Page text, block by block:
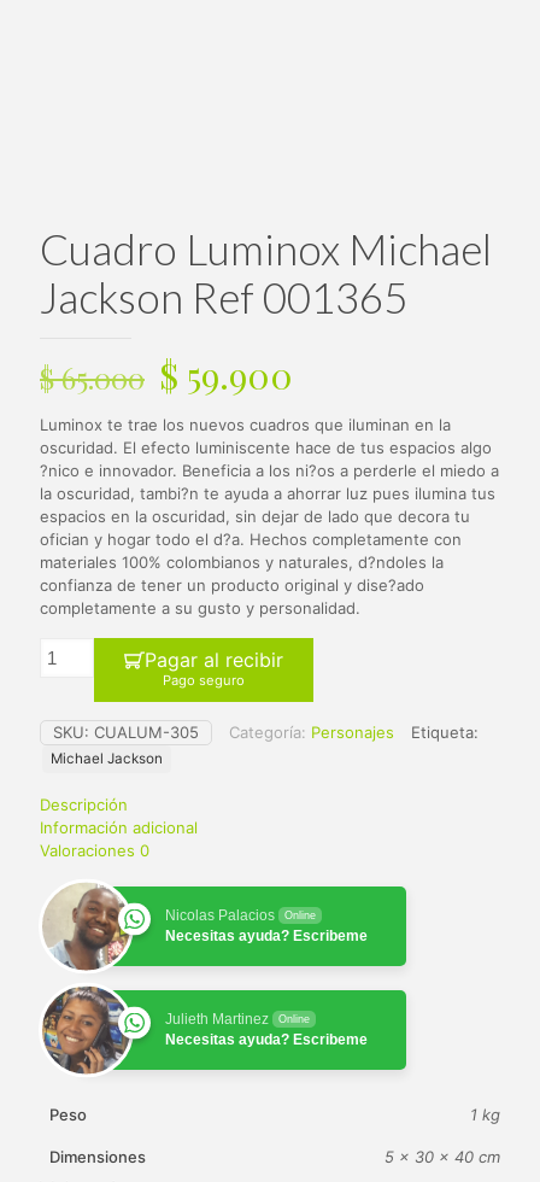
Cuadro Luminox Michael
Jackson Ref 001365
$65.000 El
precio
original
era:
$ 65.000.
$ 59.900
precio
actual
es:
$ 59.900.
Luminox te trae los nuevos cuadros que iluminan en la
oscuridad. El efecto luminiscente hace de tus espacios algo
?nico e innovador. Beneficia a los ni?os a perderle el miedo a
la oscuridad, tambi?n te ayuda a ahorrar luz pues ilumina tus
espacios en la oscuridad, sin dejar de lado que decora tu
ofician y hogar todo el d?a. Hechos completamente con
materiales 100% colombianos y naturales, d?ndoles la
confianza de tener un producto original y dise?ado
completamente a su gusto y personalidad.
Pagar al recibir
Pago seguro
SKU: CUALUM-305 Categoría: Personajes Etiqueta:
Michael Jackson
Descripción
Información adicional
Valoraciones 0
Nicolas Palacios Online
Necesitas ayuda? Escribeme
Julieth Martinez Online
Necesitas ayuda? Escribeme
Peso 1 kg
Dimensiones 5 × 30 × 40 cm